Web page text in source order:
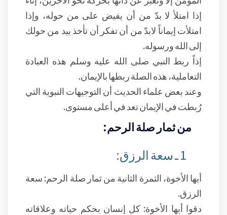
إذا امتلأ لا بدّ من أن يفيض على من حوله، وإذا
امتلأت إيماناً لابدّ من أن تفكر أن تأخذ بيد من حولك
إلى الله ورسوله.
إذاً ربط النبي صلى الله عليه وسلم هذه العبادة
التعاملية، هذه الصلة ربطها بالإيمان.
وعند بعض علماء الحديث أن التوجيهات النبوية التي
رُبطت في الإيمان تعد في أعلى مستوى.
من ثمار صلة الرحم:
1 ـ سعة الرزق:
أيها الأخوة، الثمرة الثانية من ثمار صلة الرحم: سعة
الرزق.
دقوا أيها الأخوة: كل إنسان بحكم حياته وعلاقاته